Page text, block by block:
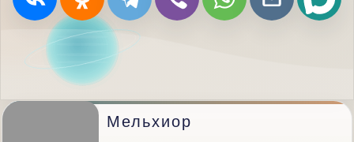
Мельхиор